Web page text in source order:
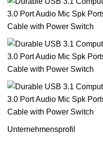
Unternehmensprofil